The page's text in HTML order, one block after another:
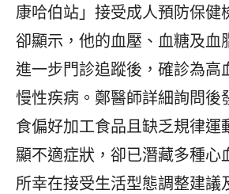
康哈伯站」接受成人預防保健
卻顯示，他的血壓、血糖及血
進一步門診追蹤後，確診為高
慢性疾病。鄭醫師詳細詢問後
食偏好加工食品且缺乏規律運
顯不適症狀，卻已潛藏多種心
所幸在接受生活型態調整建議